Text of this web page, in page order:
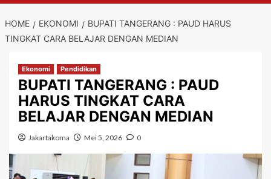
HOME EKONOMI
BUPATI TANGERANG : PAUD HARUS
TINGKAT CARA BELAJAR DENGAN MEDIAN
Ekonomi Pendidikan
BUPATI TANGERANG : PAUD
HARUS TINGKAT CARA
BELAJAR DENGAN MEDIAN
Jakartakoma Mei 5, 2026 0